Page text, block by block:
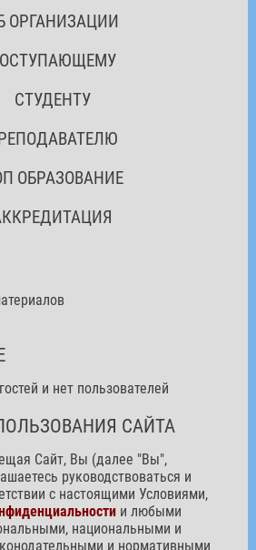
ОРГАНИЗАЦИИ
СТУДЕНТУ
ОБРАЗОВАНИЕ
и нет пользователей
САЙТА
Сайт, Вы (далее "Вы",
руководствоваться и
с настоящими Условиями,
и любыми
национальными и
и нормативными